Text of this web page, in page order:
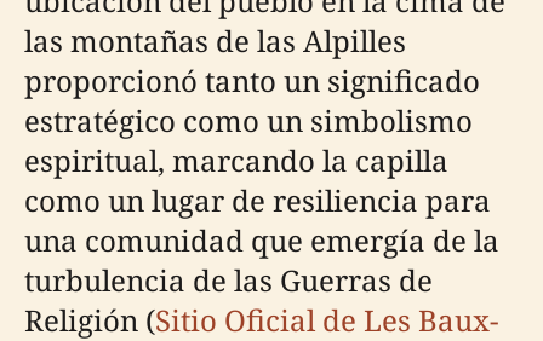
las montañas de las Alpilles
proporcionó tanto un significado
estratégico como un simbolismo
espiritual, marcando la capilla
como un lugar de resiliencia para
una comunidad que emergía de la
turbulencia de las Guerras de
Religión (Sitio Oficial de Les Baux-